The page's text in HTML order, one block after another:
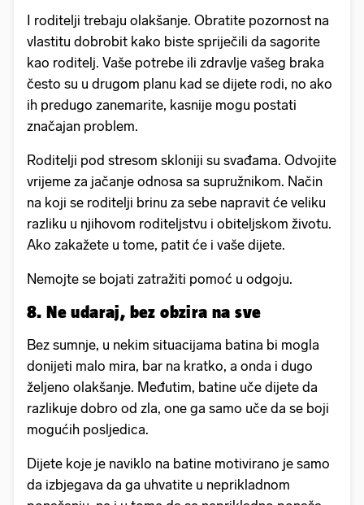
I roditelji trebaju olakšanje. Obratite pozornost na
vlastitu dobrobit kako biste spriječili da sagorite
kao roditelj. Vaše potrebe ili zdravlje vašeg braka
često su u drugom planu kad se dijete rodi, no ako
ih predugo zanemarite, kasnije mogu postati
značajan problem.
Roditelji pod stresom skloniji su svađama. Odvojite
vrijeme za jačanje odnosa sa supružnikom. Način
na koji se roditelji brinu za sebe napravit će veliku
razliku u njihovom roditeljstvu i obiteljskom životu.
Ako zakažete u tome, patit će i vaše dijete.
Nemojte se bojati zatražiti pomoć u odgoju.
8. Ne udaraj, bez obzira na sve
Bez sumnje, u nekim situacijama batina bi mogla
donijeti malo mira, bar na kratko, a onda i dugo
željeno olakšanje. Međutim, batine uče dijete da
razlikuje dobro od zla, one ga samo uče da se boji
mogućih posljedica.
Dijete koje je naviklo na batine motivirano je samo
da izbjegava da ga uhvatite u neprikladnom